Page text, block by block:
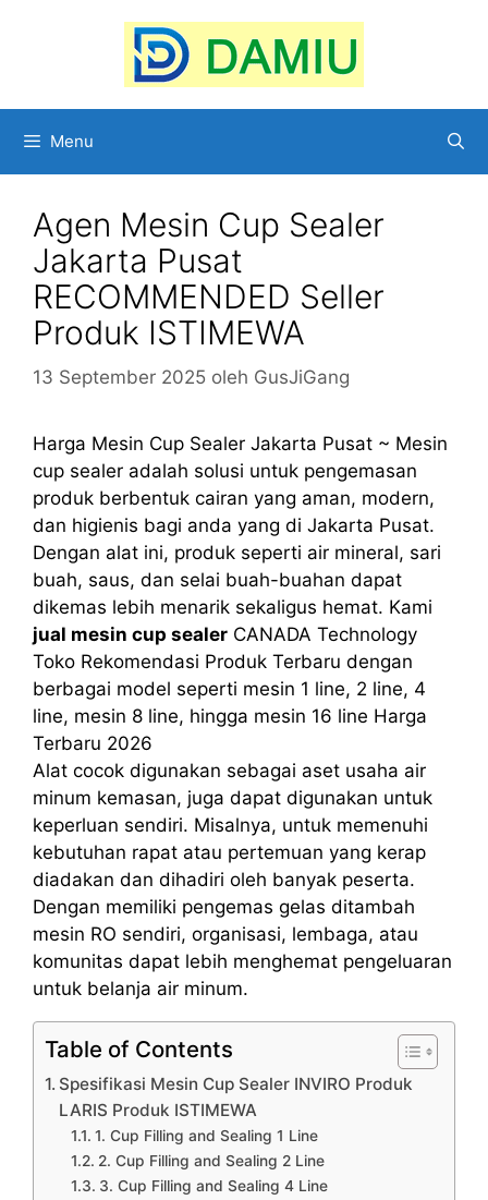
Menu
Agen Mesin Cup Sealer
Jakarta Pusat
RECOMMENDED Seller
Produk ISTIMEWA
13 September 2025 oleh GusJiGang
Harga Mesin Cup Sealer Jakarta Pusat ~ Mesin
cup sealer adalah solusi untuk pengemasan
produk berbentuk cairan yang aman, modern,
dan higienis bagi anda yang di Jakarta Pusat.
Dengan alat ini, produk seperti air mineral, sari
buah, saus, dan selai buah-buahan dapat
dikemas lebih menarik sekaligus hemat. Kami
jual mesin cup sealer CANADA Technology
Toko Rekomendasi Produk Terbaru dengan
berbagai model seperti mesin 1 line, 2 line, 4
line, mesin 8 line, hingga mesin 16 line Harga
Terbaru 2026
Alat cocok digunakan sebagai aset usaha air
minum kemasan, juga dapat digunakan untuk
keperluan sendiri. Misalnya, untuk memenuhi
kebutuhan rapat atau pertemuan yang kerap
diadakan dan dihadiri oleh banyak peserta.
Dengan memiliki pengemas gelas ditambah
mesin RO sendiri, organisasi, lembaga, atau
komunitas dapat lebih menghemat pengeluaran
untuk belanja air minum.
Table of Contents
Spesifikasi Mesin Cup Sealer INVIRO Produk
LARIS Produk ISTIMEWA
1. Cup Filling and Sealing 1 Line
2. Cup Filling and Sealing 2 Line
3. Cup Filling and Sealing 4 Line